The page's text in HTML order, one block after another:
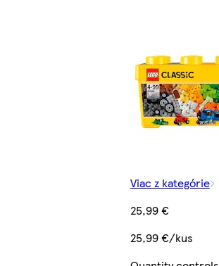
Viac z kategórie
25,99 €
25,99 €/kus